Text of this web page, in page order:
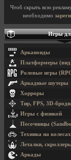
Чтоб скрыть всю
необходимо
Игры
Арканоиды
Платформеры (вид
Ролевые игры
Аркадные шутеры
Хорроры
Тир, FPS, 3D-
Игры с физикой
Песочницы
Техника на
Леталки,
Аркады